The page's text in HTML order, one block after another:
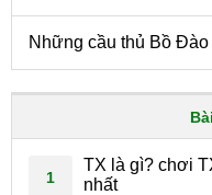
Những cầu thủ Bồ
1
TX là gì? chơi
nhất